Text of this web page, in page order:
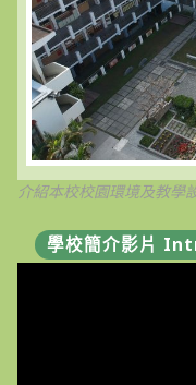
介紹本校校園環境及教學
學校簡介影片